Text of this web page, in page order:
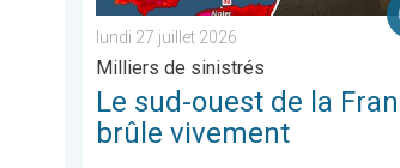
lundi 27 juillet 2026
Milliers de sinistrés
Le sud-ouest de la
brûle vivement